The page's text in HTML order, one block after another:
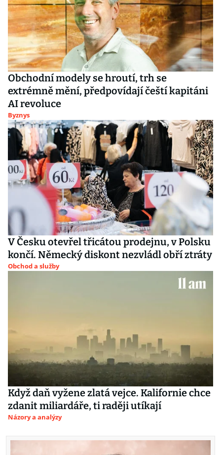
Obchodní modely se hroutí, trh se
extrémně mění, předpovídají čeští kapitáni
AI revoluce
Byznys
V Česku otevřel třicátou prodejnu, v Polsku
končí. Německý diskont nezvládl obří ztráty
Obchod a služby
Když daň vyžene zlatá vejce. Kalifornie chce
zdanit miliardáře, ti raději utíkají
Názory a analýzy